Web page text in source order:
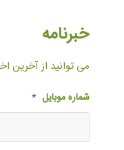
خبرنامه
می توانید از آخرین
شماره موبایل *